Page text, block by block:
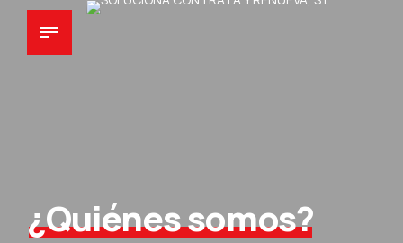
¿Quiénes somos?